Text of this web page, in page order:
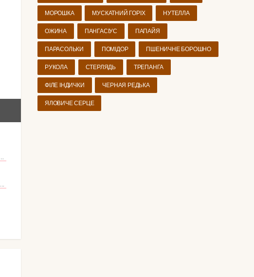
МОРОШКА МУСКАТНИЙ ГОРІХ НУТЕЛЛА
ОЖИНА ПАНГАСІУС ПАПАЙЯ
ПАРАСОЛЬКИ ПОМІДОР ПШЕНИЧНЕ БОРОШНО
РУКОЛА СТЕРЛЯДЬ ТРЕПАНГА
ФІЛЕ ІНДИЧКИ ЧЕРНАЯ РЕДЬКА
ЯЛОВИЧЕ СЕРЦЕ